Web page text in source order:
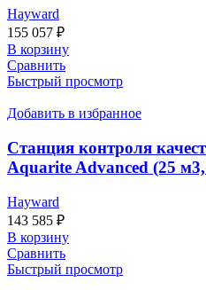
Hayward
155 057 ₽
В корзину
Сравнить
Быстрый просмотр
Добавить в избранное
Станция контроля
Aquarite Advanced (25
Hayward
143 585 ₽
В корзину
Сравнить
Быстрый просмотр